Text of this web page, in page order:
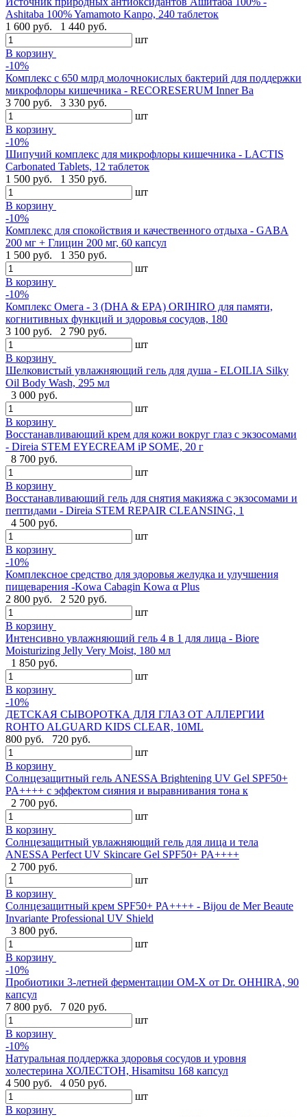
Ashitaba 100% Yamamoto Kanpo, 240 таблеток
1 600 руб.
1 440 руб.
шт
В корзину
-10%
Комплекс с 650 млрд молочнокислых бактерий для поддержки
микрофлоры кишечника - RECORESERUM Inner Ba
3 700 руб.
3 330 руб.
шт
В корзину
-10%
Шипучий комплекс для микрофлоры кишечника - LACTIS
Carbonated Tablets, 12 таблеток
1 500 руб.
1 350 руб.
шт
В корзину
-10%
Комплекс для спокойствия и качественного отдыха - GABA
200 мг + Глицин 200 мг, 60 капсул
1 500 руб.
1 350 руб.
шт
В корзину
-10%
Комплекс Омега - 3 (DHA & EPA) ORIHIRO для памяти,
когнитивных функций и здоровья сосудов, 180
3 100 руб.
2 790 руб.
шт
В корзину
Шелковистый увлажняющий гель для душа - ELOILIA Silky
Oil Body Wash, 295 мл
3 000 руб.
шт
В корзину
Восстанавливающий крем для кожи вокруг глаз с экзосомами
- Direia STEM EYECREAM iP SOME, 20 г
8 700 руб.
шт
В корзину
Восстанавливающий гель для снятия макияжа с экзосомами и
пептидами - Direia STEM REPAIR CLEANSING, 1
4 500 руб.
шт
В корзину
-10%
Комплексное средство для здоровья желудка и улучшения
пищеварения -Kowa Cabagin Kowa α Plus
2 800 руб.
2 520 руб.
шт
В корзину
Интенсивно увлажняющий гель 4 в 1 для лица - Biore
Moisturizing Jelly Very Moist, 180 мл
1 850 руб.
шт
В корзину
-10%
ДЕТСКАЯ СЫВОРОТКА ДЛЯ ГЛАЗ ОТ АЛЛЕРГИИ
ROHTO ALGUARD KIDS CLEAR, 10ML
800 руб.
720 руб.
шт
В корзину
Солнцезащитный гель ANESSA Brightening UV Gel SPF50+
PA++++ с эффектом сияния и выравнивания тона к
2 700 руб.
шт
В корзину
Солнцезащитный увлажняющий гель для лица и тела
ANESSA Perfect UV Skincare Gel SPF50+ PA++++
2 700 руб.
шт
В корзину
Cолнцезащитный крем SPF50+ PA++++ - Bijou de Mer Beaute
Invariante Professional UV Shield
3 800 руб.
шт
В корзину
-10%
Пробиотики 3-летней ферментации OM-X от Dr. OHHIRA, 90
капсул
7 800 руб.
7 020 руб.
шт
В корзину
-10%
Натуральная поддержка здоровья сосудов и уровня
холестерина ХОЛЕСТОН, Hisamitsu 168 капсул
4 500 руб.
4 050 руб.
шт
В корзину